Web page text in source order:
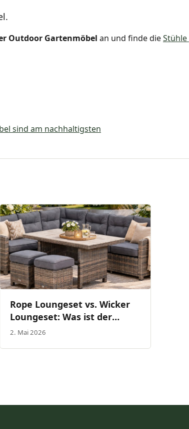
Outdoor Gartenmöbel an und finde dieStühle
sind am nachhaltigsten
Rope Loungeset vs. Wicker
Loungeset: Was ist der
Unterschied?
2. Mai 2026